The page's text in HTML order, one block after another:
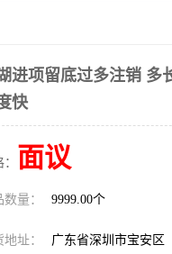
进项留底过多注销 多
快
面议
量： 9999.00个
址： 广东省深圳市宝安区